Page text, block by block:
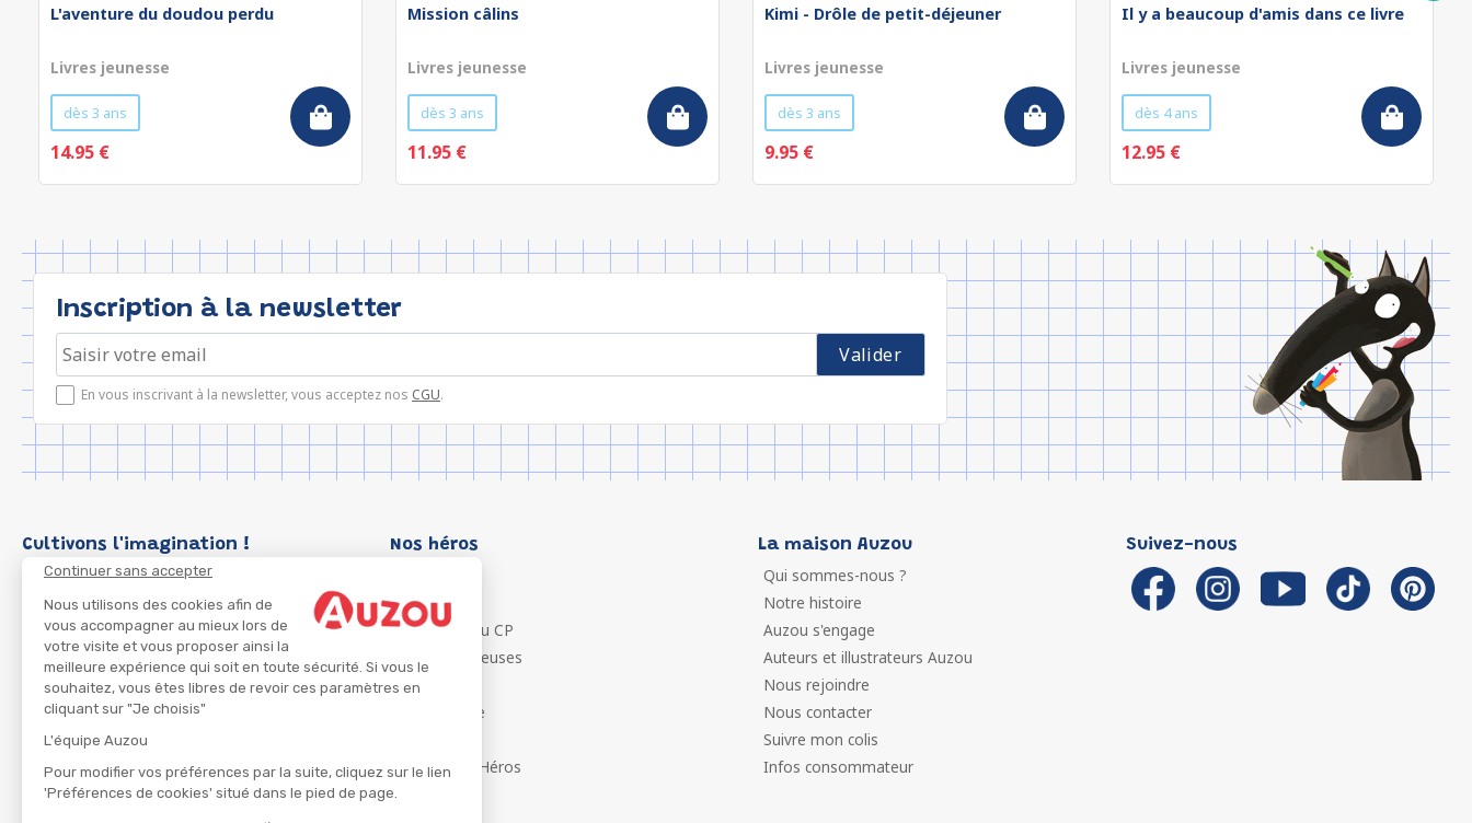
Continuer sans accepter
Nous utilisons des cookies afin de
vous accompagner au mieux lors de
votre visite et vous proposer ainsi la
meilleure expérience qui soit en toute sécurité. Si vous le
souhaitez, vous êtes libres de revoir ces paramètres en
cliquant sur "Je choisis"
L'équipe Auzou
Pour modifier vos préférences par la suite, cliquez sur le lien
'Préférences de cookies' situé dans le pied de page.
L'aventure du doudou perdu
Livres jeunesse
dès 3 ans
14.95 €
Mission câlins
Livres jeunesse
dès 3 ans
11.95 €
Kimi - Drôle de petit-déjeuner
Livres jeunesse
dès 3 ans
9.95 €
Il y a beaucoup d'amis dans ce livre
Livres jeunesse
dès 4 ans
12.95 €
Inscription à la newsletter
En vous inscrivant à la newsletter, vous acceptez nos CGU.
Cultivons l'imagination ! Nos héros
P'tit Loup
Les Héros du CP
Les Influenceuses
Migali
Petite Taupe
Ma Boîte à Héros
La maison Auzou
Qui sommes-nous ?
Notre histoire
Auzou s'engage
Auteurs et illustrateurs Auzou
Nous rejoindre
Nous contacter
Suivre mon colis
Infos consommateur
Suivez-nous